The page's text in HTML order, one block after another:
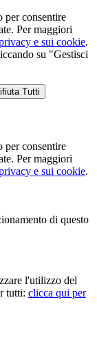
per consentire
Per maggiori
e sui cookie.
su "Gestisci
Tutti
per consentire
Per maggiori
e sui cookie.
di questo
l'utilizzo del
tutti: clicca qui per